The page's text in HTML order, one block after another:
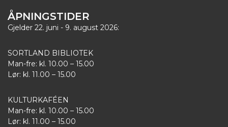
ÅPNINGSTIDER
Gjelder 22. juni - 9. august 2026:
SORTLAND BIBLIOTEK
Man-fre: kl. 10.00 – 15.00
Lør: kl. 11.00 – 15.00
KULTURKAFÉEN
Man-fre: kl. 10.00 – 15.00
Lør: kl. 11.00 – 15.00